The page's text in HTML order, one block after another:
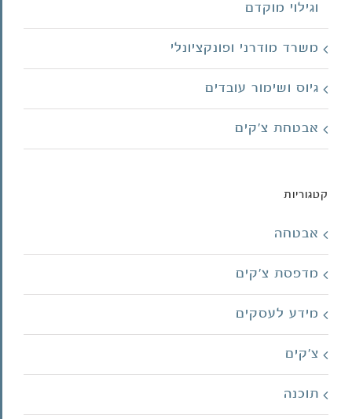
וגילוי מוקדם
משרד מודרני ופונקציונלי
גיוס ושימור עובדים
אבטחת צ'קים
קטגוריות
אבטחה
מדפסת צ'קים
מידע לעסקים
צ'קים
תוכנה